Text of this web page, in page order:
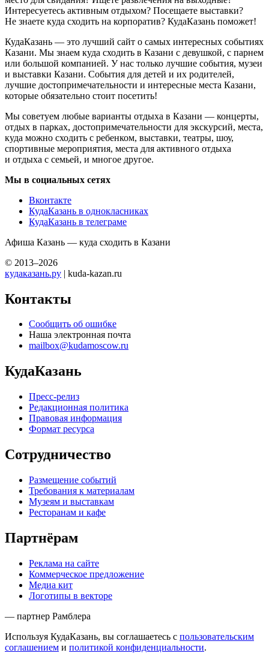
Интересуетесь активным отдыхом? Посещаете выставки?
Не знаете куда сходить на корпоратив? КудаКазань поможет!
КудаКазань — это лучший сайт о самых интересных событиях
Казани. Мы знаем куда сходить в Казани с девушкой, с парнем
или большой компанией. У нас только лучшие события, музеи
и выставки Казани. События для детей и их родителей,
лучшие достопримечательности и интересные места Казани,
которые обязательно стоит посетить!
Мы советуем любые варианты отдыха в Казани — концерты,
отдых в парках, достопримечательности для экскурсий, места,
куда можно сходить с ребенком, выставки, театры, шоу,
спортивные мероприятия, места для активного отдыха
и отдыха с семьей, и многое другое.
Мы в социальных сетях
Вконтакте
КудаКазань в однокласниках
КудаКазань в телеграме
Афиша Казань — куда сходить в Казани
© 2013–2026
кудаказань.ру | kuda-kazan.ru
Контакты
Сообщить об ошибке
Наша электронная почта
mailbox@kudamoscow.ru
КудаКазань
Пресс-релиз
Редакционная политика
Правовая информация
Формат ресурса
Сотрудничество
Размещение событий
Требования к материалам
Музеям и выставкам
Ресторанам и кафе
Партнёрам
Реклама на сайте
Коммерческое предложение
Медиа кит
Логотипы в векторе
— партнер Рамблера
Используя КудаКазань, вы соглашаетесь с пользовательским
соглашением и политикой конфиденциальности.